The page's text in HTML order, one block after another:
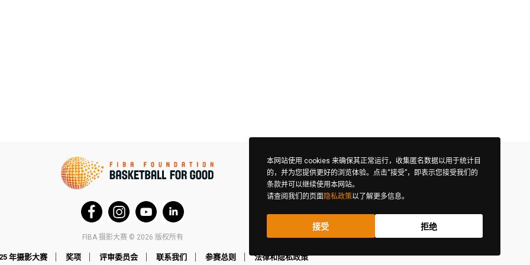
FIBA 摄影大赛 © 2026 版权所有
年摄影大赛 奖项 评审委员会 联系我们 参赛总则 法律和隐私政策
本网站使用 cookies 来确保其正常运行，收集匿名数据以用于统计目
的，并为您提供更好的浏览体验。点击“接受”，即表示您接受我们的
条款并可以继续使用本网站。
请查阅我们的页面 隐私政策以了解更多信息。
接受 拒绝